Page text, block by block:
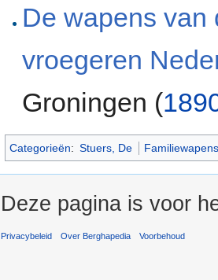
De wapens van
vroegeren
Groningen (
Categorieën: Stuers, De
Deze pagina is voor
Privacybeleid Over Berghapedia Voorbehoud